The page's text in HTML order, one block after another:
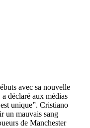
avec sa nouvelle
déclaré aux médias
unique”. Cristiano
un mauvais sang
de Manchester